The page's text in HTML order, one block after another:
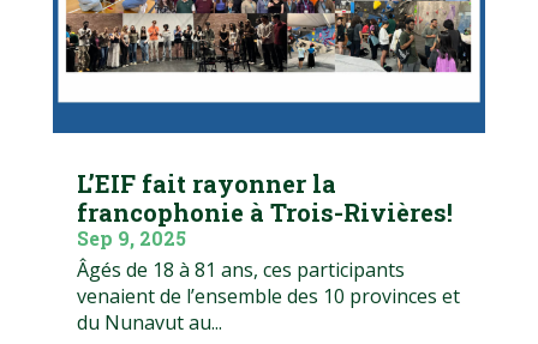
L’EIF fait rayonner la
francophonie à Trois-Rivières!
Sep 9, 2025
Âgés de 18 à 81 ans, ces participants
venaient de l’ensemble des 10 provinces et
du Nunavut au...